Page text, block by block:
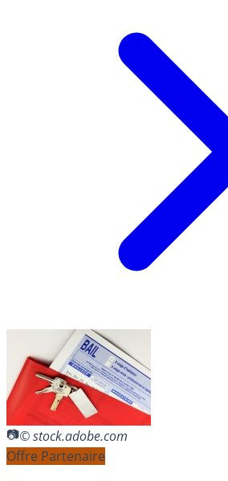
© stock.adobe.com
Offre Partenaire